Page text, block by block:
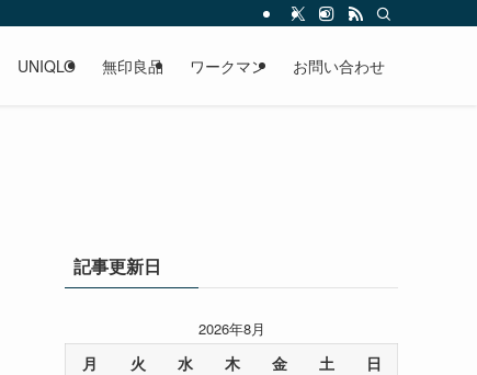
UNIQLO 無印良品 ワークマン お問い合わせ
記事更新日
2026年8月
月 火 水 木 金 土 日